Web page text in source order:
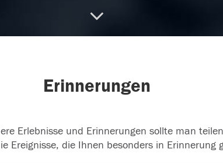
Erinnerungen
Erlebnisse und Erinnerungen sollte man
Ereignisse, die Ihnen besonders in Erinnerung